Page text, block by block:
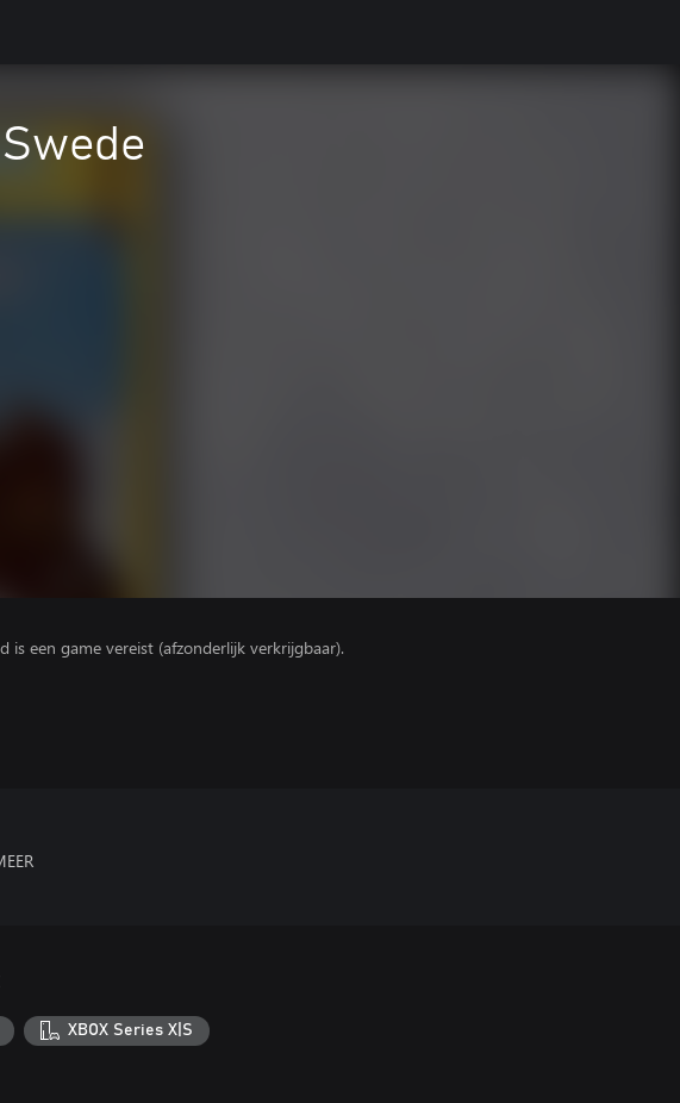
is een game vereist (afzonderlijk verkrijgbaar).
XBOX Series X|S